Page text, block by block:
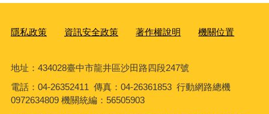
隱私政策 資訊安全政策 著作權說明 機關位置
地址：434028臺中市龍井區沙田路四段247號
電話：04-26352411 傳真：04-26361853 行動網路總機
0972634809 機關統編：56505903